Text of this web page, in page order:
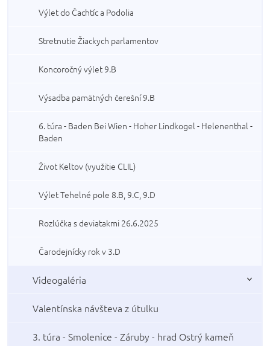
Výlet do Čachtíc a Podolia
Stretnutie Žiackych parlamentov
Koncoročný výlet 9.B
Výsadba pamätných čerešní 9.B
6. túra - Baden Bei Wien - Hoher Lindkogel - Helenenthal -
Baden
Život Keltov (využitie CLIL)
Výlet Tehelné pole 8.B, 9.C, 9.D
Rozlúčka s deviatakmi 26.6.2025
Čarodejnícky rok v 3.D
Videogaléria
Valentínska návšteva z útulku
3. túra - Smolenice - Záruby - hrad Ostrý kameň